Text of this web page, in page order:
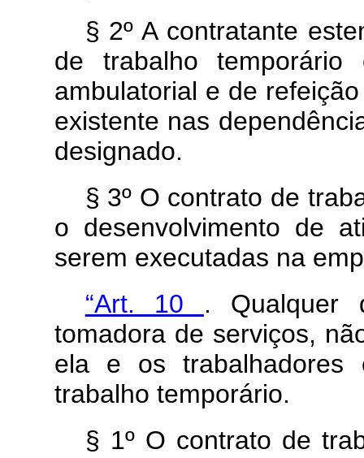
§ 2º A contratante
de trabalho temporário
ambulatorial e de
existente nas
designado.
§ 3º O contrato de
o desenvolvimento de
serem executadas na
“Art. 10 . Qualquer
tomadora de serviços,
ela e os trabalhadores
trabalho temporário.
§ 1º O contrato de